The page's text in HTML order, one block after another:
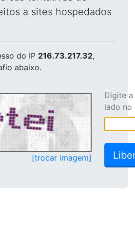
a sites hospedados
do IP 216.73.217.32,
abaixo.
[trocar imagem]
Digite
lado no